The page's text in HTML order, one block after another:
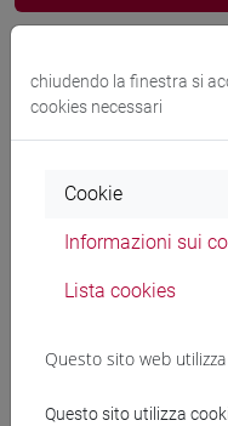
Docenti
MARTIN Craig
Materiali didattici
Materiali su
chiudendo la finestra si
cookies necessari
Cookie
Informazioni sui
Lista cookies
Questo sito web
Questo sito utilizza